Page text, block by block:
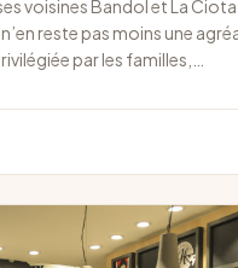
voisines Bandol et La
reste pas moins une
par les familles,…